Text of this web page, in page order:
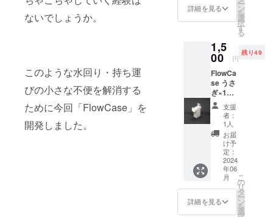
ないでしょうか。
このような水回り・持ち運
びの小さな不便を解消する
ために今回「FlowCase」を
開発しました。
詳細を見る ー
ン
を
選
択
す
る
1,5
00 円
残り49
FlowCa
se うさ
ぎ×1個
or 猫×1
個 支援
者：
1人
お届
け予
定：
2024
年06
月
詳細を見る
こ
の
リ
タ
ー
ン
を
選